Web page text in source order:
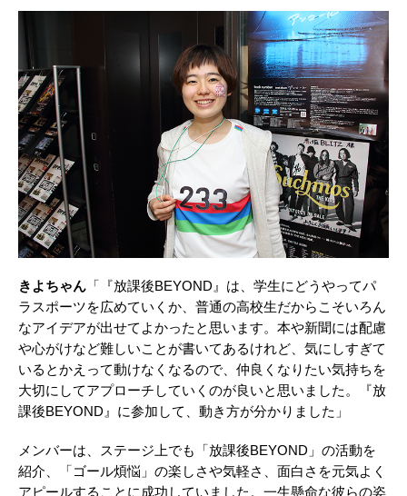
きよちゃん 「『放課後BEYOND』は、学⽣にどうやってパ
ラスポーツを広めていくか、普通の⾼校⽣だからこそいろん
なアイデアが出せてよかったと思います。本や新聞には配慮
や⼼がけなど難しいことが書いてあるけれど、気にしすぎて
いるとかえって動けなくなるので、仲良くなりたい気持ちを
⼤切にしてアプローチしていくのが良いと思いました。『放
課後BEYOND』に参加して、動き⽅が分かりました」
メンバーは、ステージ上でも「放課後BEYOND」の活動を
紹介、「ゴール煩悩」の楽しさや気軽さ、⾯⽩さを元気よく
アピールすることに成功していました。一生懸命な彼らの姿